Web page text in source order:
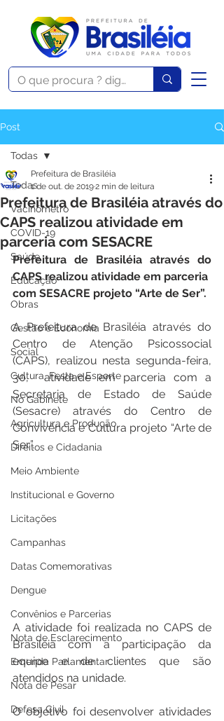
Post
Todas
Vacinômetro
COVID-19
Saúde
Educação
Obras
Gestão e Economia
Social
Cultura, Festa e Esporte
No Gabinete
Agricultura e Produção
Direitos e Cidadania
Meio Ambiente
Institucional e Governo
Licitações
Campanhas
Datas Comemorativas
Dengue
Convênios e Parcerias
Nota de Esclarecimento
Emenda Parlamentar
Nota de Pesar
Defesa Civil
Todas
Prefeitura de Brasiléia através do
CAPS realizou atividade em
parceria com SESACRE
Prefeitura de Brasiléia
1 de out. de 20192 min de leitura
Prefeitura de Brasiléia através do
CAPS realizou atividade em parceria
com SESACRE projeto “Arte de Ser”.
A Prefeitura de Brasiléia através do
Centro de Atenção Psicossocial
(CAPS), realizou nesta segunda-feira,
30,  atividade em parceria com a
Secretaria de Estado de Saúde
(Sesacre) através do Centro de
Convivência e Cultura projeto “Arte de
Ser”.
A atividade foi realizada no CAPS de
Brasiléia com a participação da
equipe e de clientes que são
atendidos na unidade.
O objetivo foi desenvolver atividades